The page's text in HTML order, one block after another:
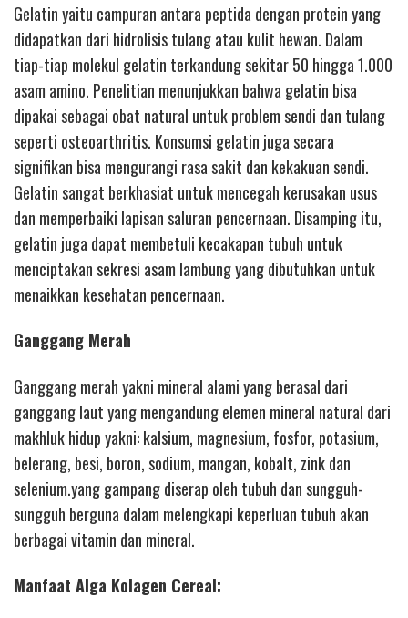
Gelatin yaitu campuran antara peptida dengan protein yang
didapatkan dari hidrolisis tulang atau kulit hewan. Dalam
tiap-tiap molekul gelatin terkandung sekitar 50 hingga 1.000
asam amino. Penelitian menunjukkan bahwa gelatin bisa
dipakai sebagai obat natural untuk problem sendi dan tulang
seperti osteoarthritis. Konsumsi gelatin juga secara
signifikan bisa mengurangi rasa sakit dan kekakuan sendi.
Gelatin sangat berkhasiat untuk mencegah kerusakan usus
dan memperbaiki lapisan saluran pencernaan. Disamping itu,
gelatin juga dapat membetuli kecakapan tubuh untuk
menciptakan sekresi asam lambung yang dibutuhkan untuk
menaikkan kesehatan pencernaan.
Ganggang Merah
Ganggang merah yakni mineral alami yang berasal dari
ganggang laut yang mengandung elemen mineral natural dari
makhluk hidup yakni: kalsium, magnesium, fosfor, potasium,
belerang, besi, boron, sodium, mangan, kobalt, zink dan
selenium.yang gampang diserap oleh tubuh dan sungguh-
sungguh berguna dalam melengkapi keperluan tubuh akan
berbagai vitamin dan mineral.
Manfaat Alga Kolagen Cereal: